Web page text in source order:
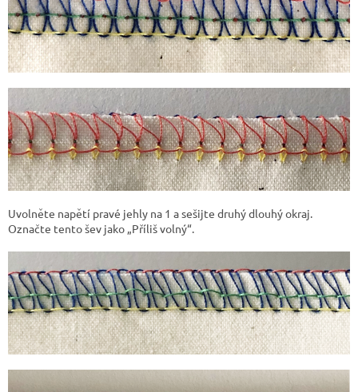
Uvolněte napětí pravé jehly na 1 a sešijte druhý dlouhý okraj.
Označte tento šev jako „Příliš volný“.